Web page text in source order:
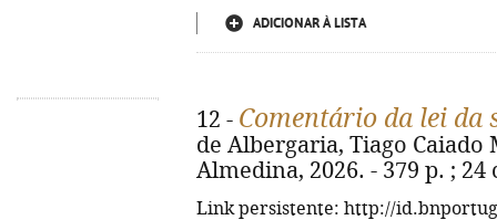
ADICIONAR À LISTA
12 - Comentário da lei da
de Albergaria, Tiago
Almedina, 2026. - 379 p. ; 24
Link persistente: http://